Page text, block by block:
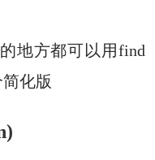
地方都可以用find
化版